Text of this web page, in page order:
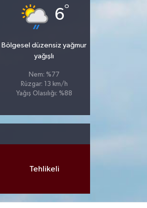
6°
Bölgesel düzensiz yağmur
yağışlı
Nem: %77
Rüzgar: 13 km/h
Yağış Olasılığı: %88
Tehlikeli